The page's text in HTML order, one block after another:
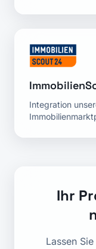
Integration
Ihr
Lassen